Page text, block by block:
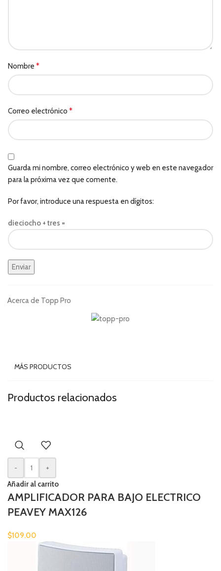
Nombre *
Correo electrónico *
Guarda mi nombre, correo electrónico y web en este navegador
para la próxima vez que comente.
Por favor, introduce una respuesta en dígitos:
dieciocho + tres =
Acerca de Topp Pro
MÁS PRODUCTOS
Productos relacionados
-
+
Añadir al carrito
AMPLIFICADOR PARA BAJO ELECTRICO
PEAVEY MAX126
$109.00